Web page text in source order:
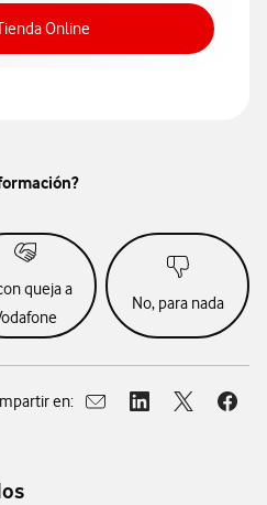
OnlineAcceso a Tienda Online
queja a
No, para nada
en:
Abrir ventana para
Abrir ventana
Abrir Abrir